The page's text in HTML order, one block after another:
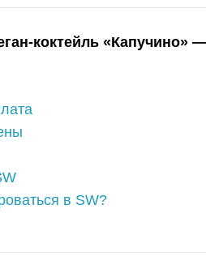
коктейль «Капучино» —
в SW?